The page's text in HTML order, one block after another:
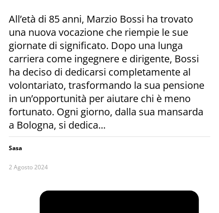
All’età di 85 anni, Marzio Bossi ha trovato
una nuova vocazione che riempie le sue
giornate di significato. Dopo una lunga
carriera come ingegnere e dirigente, Bossi
ha deciso di dedicarsi completamente al
volontariato, trasformando la sua pensione
in un’opportunità per aiutare chi è meno
fortunato. Ogni giorno, dalla sua mansarda
a Bologna, si dedica...
Sasa
2 Agosto 2024